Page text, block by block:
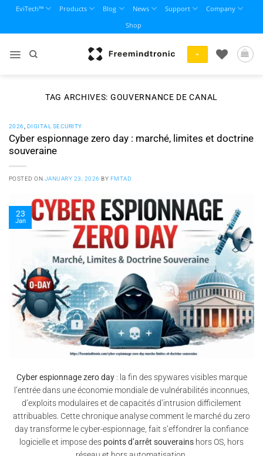
content
EviTech™ Products Blog News Support
Company
Shop
+
TAG ARCHIVES: GOUVERNANCE DE CANAL
2026 DIGITAL SECURITY
Cyber espionnage zero day : marché, limites et doctrine
souveraine
POSTED ON JANUARY 23, 2026 BY FMTAD
23
Jan
Cyber espionnage zero day: la fin des spywares visibles marque
l’entrée dans une économie mondiale de vulnérabilités inconnues,
d’exploits modulaires et de capacités d’intrusion difficilement
attribuables. Cette chronique analyse comment le marché du zero
day transforme le cyber-espionnage, fait s’effondrer la confiance
logicielle et impose des points d’arrêt souverains hors OS, hors